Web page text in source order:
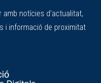
amb notícies d'actualitat,
i informació de proximitat